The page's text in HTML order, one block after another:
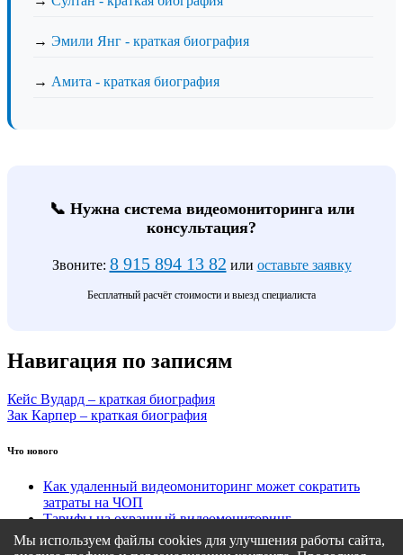
→ Эмили Янг - краткая биография
→ Амита - краткая биография
📞 Нужна система видеомониторинга или
консультация?
Звоните: 8 915 894 13 82 или оставьте заявку
Бесплатный расчёт стоимости и выезд специалиста
Навигация по записям
Кейс Вудард – краткая биография
Зак Карпер – краткая биография
Что нового
Как удаленный видеомониторинг может сократить
затраты на ЧОП
Тарифы на охранный видеомониторинг
Этапы подключения удаленного видеомониторинга
Кому подходит удаленный видеомониторинг?
Мы используем файлы cookies для улучшения работы сайта,